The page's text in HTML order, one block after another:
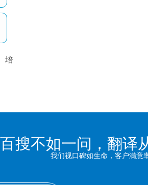
培
百搜不如一问，翻译
我们视口碑如生命，客户满意